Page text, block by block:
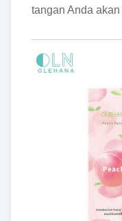
tangan Anda